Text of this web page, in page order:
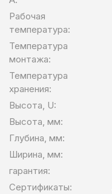
Рабочая
температура:
Температура
монтажа:
Температура
хранения:
Высота, U:
Высота, мм:
Глубина, мм:
Ширина, мм:
гарантия:
Сертификаты: